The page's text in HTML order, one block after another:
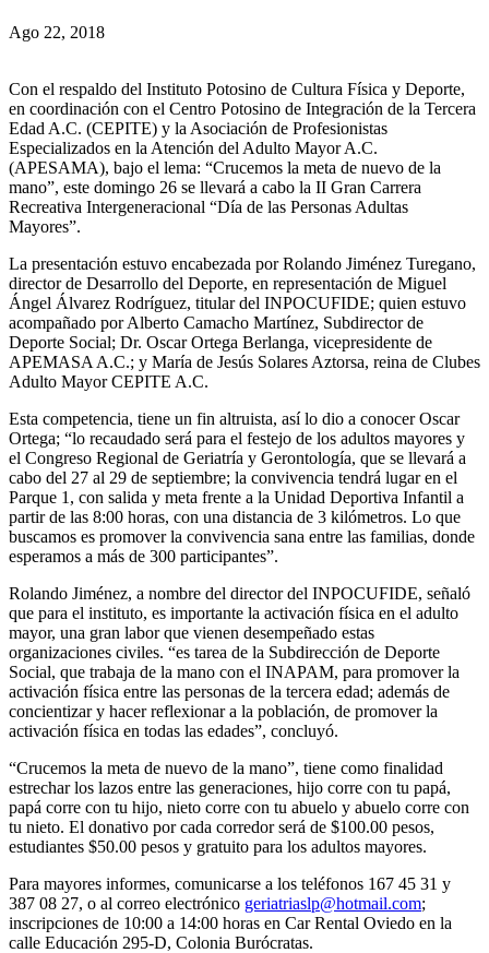
Ago 22, 2018
Con el respaldo del Instituto Potosino de Cultura Física y Deporte,
en coordinación con el Centro Potosino de Integración de la Tercera
Edad A.C. (CEPITE) y la Asociación de Profesionistas
Especializados en la Atención del Adulto Mayor A.C.
(APESAMA), bajo el lema: “Crucemos la meta de nuevo de la
mano”, este domingo 26 se llevará a cabo la II Gran Carrera
Recreativa Intergeneracional “Día de las Personas Adultas
Mayores”.
La presentación estuvo encabezada por Rolando Jiménez Turegano,
director de Desarrollo del Deporte, en representación de Miguel
Ángel Álvarez Rodríguez, titular del INPOCUFIDE; quien estuvo
acompañado por Alberto Camacho Martínez, Subdirector de
Deporte Social; Dr. Oscar Ortega Berlanga, vicepresidente de
APEMASA A.C.; y María de Jesús Solares Aztorsa, reina de Clubes
Adulto Mayor CEPITE A.C.
Esta competencia, tiene un fin altruista, así lo dio a conocer Oscar
Ortega; “lo recaudado será para el festejo de los adultos mayores y
el Congreso Regional de Geriatría y Gerontología, que se llevará a
cabo del 27 al 29 de septiembre; la convivencia tendrá lugar en el
Parque 1, con salida y meta frente a la Unidad Deportiva Infantil a
partir de las 8:00 horas, con una distancia de 3 kilómetros. Lo que
buscamos es promover la convivencia sana entre las familias, donde
esperamos a más de 300 participantes”.
Rolando Jiménez, a nombre del director del INPOCUFIDE, señaló
que para el instituto, es importante la activación física en el adulto
mayor, una gran labor que vienen desempeñado estas
organizaciones civiles. “es tarea de la Subdirección de Deporte
Social, que trabaja de la mano con el INAPAM, para promover la
activación física entre las personas de la tercera edad; además de
concientizary hacer reflexionara la población, de promoverla
activación física en todas las edades”, concluyó.
“Crucemos la meta de nuevo de la mano”, tiene como finalidad
estrechar los lazos entre las generaciones, hijo corre con tu papá,
papá corre con tu hijo, nieto corre con tu abuelo y abuelo corre con
tu nieto. El donativo por cada corredor será de $100.00 pesos,
estudiantes $50.00 pesos y gratuito para los adultos mayores.
Para mayores informes, comunicarse a los teléfonos 167 45 31 y
387 08 27, o al correo electrónico geriatriaslp@hotmail.com;
inscripciones de 10:00 a 14:00 horas en Car Rental Oviedo en la
calle Educación 295-D, Colonia Burócratas.